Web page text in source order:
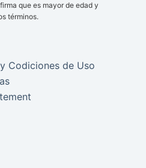
que es mayor de edad y
términos.
Codiciones de Uso